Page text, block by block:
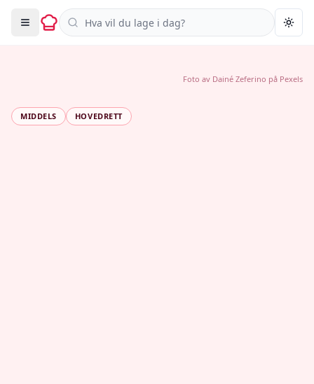
Søk i oppskrifter
MIDDELS HOVEDRETT
Foto av Dainé Zeferino på Pexels